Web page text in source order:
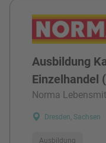
Ausbildung
Einzelhandel
Norma
Dresden, Sachsen
Ausbildung